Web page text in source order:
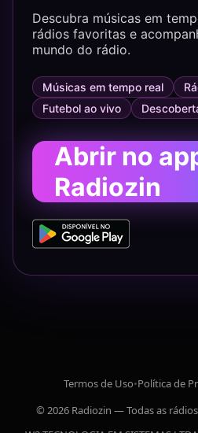
Descubra músicas em
rádios favoritas e
mundo do rádio.
Músicas em tempo real
Futebol ao vivo
Abrir no
Radiozin
Termos de Uso•Política de
© 2026 Radiozin — Todas as